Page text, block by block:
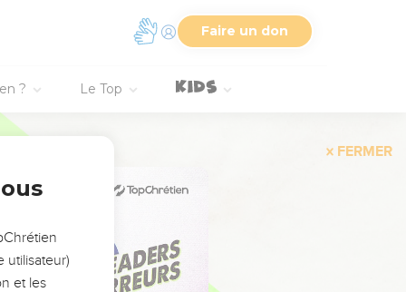
Faire un don
? Le Top
FERMER
utilisateur)
et les